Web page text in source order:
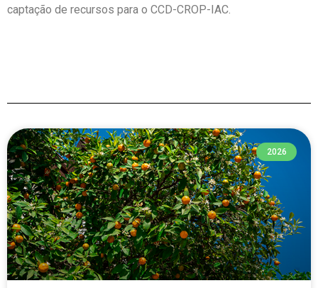
captação de recursos para o CCD-CROP-IAC.
2026